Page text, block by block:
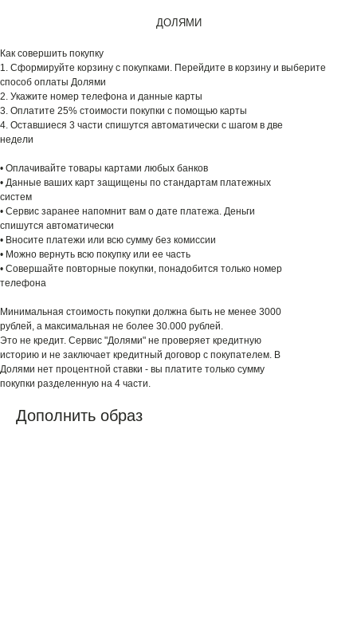
ДОЛЯМИ
Как совершить покупку
1. Сформируйте корзину с покупками. Перейдите в корзину и выберите
способ оплаты Долями
2. Укажите номер телефона и данные карты
3. Оплатите 25% стоимости покупки с помощью карты
4. Оставшиеся 3 части спишутся автоматически с шагом в две
недели
• Оплачивайте товары картами любых банков
• Данные ваших карт защищены по стандартам платежных
систем
• Сервис заранее напомнит вам о дате платежа. Деньги
спишутся автоматически
• Вносите платежи или всю сумму без комиссии
• Можно вернуть всю покупку или ее часть
• Совершайте повторные покупки, понадобится только номер
телефона
Минимальная стоимость покупки должна быть не менее 3000
рублей, а максимальная не более 30.000 рублей.
Это не кредит. Сервис "Долями" не проверяет кредитную
историю и не заключает кредитный договор с покупателем. В
Долями нет процентной ставки - вы платите только сумму
покупки разделенную на 4 части.
Дополнить образ